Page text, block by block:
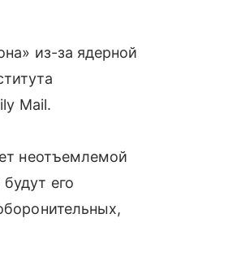
из-за ядерной
Mail.
неотъемлемой
его